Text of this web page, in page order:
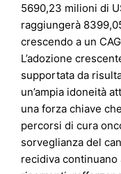
5690,23 milioni di
raggiungerà
crescendo a un
L’adozione
supportata da
un’ampia idoneità
una forza chiave
percorsi di cura
sorveglianza del
recidiva